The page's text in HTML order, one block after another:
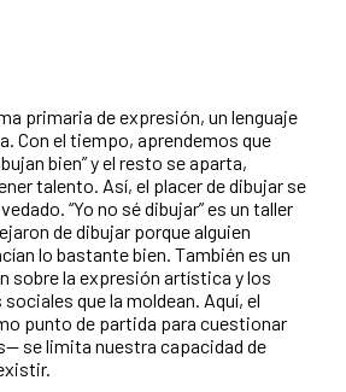
primaria de expresión, un lenguaje
Con el tiempo, aprendemos que
bien” y el resto se aparta,
talento. Así, el placer de dibujar se
“Yo no sé dibujar” es un taller
de dibujar porque alguien
lo bastante bien. También es un
sobre la expresión artística y los
que la moldean. Aquí, el
punto de partida para cuestionar
se limita nuestra capacidad de